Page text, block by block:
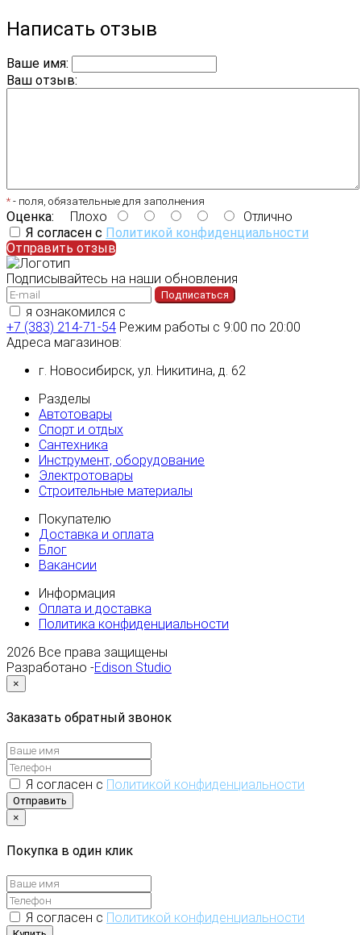
Написать отзыв
Ваше имя:
Ваш отзыв:
* - поля, обязательные для заполнения
Оценка: Плохо
Отлично
Я согласен с Политикой конфиденциальности
Отправить отзыв
Подписывайтесь на наши обновления
Подписаться
я ознакомился с
+7 (383) 214-71-54 Режим работы с 9:00 по 20:00
Адреса магазинов:
г. Новосибирск, ул. Никитина, д. 62
Разделы
Автотовары
Спорт и отдых
Сантехника
Инструмент, оборудование
Электротовары
Строительные материалы
Покупателю
Доставка и оплата
Блог
Вакансии
Информация
Оплата и доставка
Политика конфиденциальности
2026 Все права защищены
Разработано -Edison Studio
×
Заказать обратный звонок
Я согласен с Политикой конфиденциальности
Отправить
×
Покупка в один клик
Я согласен с Политикой конфиденциальности